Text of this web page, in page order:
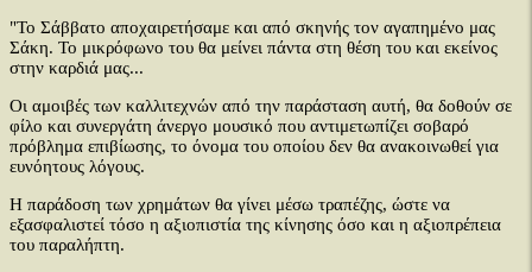
"Το Σάββατο αποχαιρετήσαμε και από σκηνής τον αγαπημένο μας
Σάκη. Το μικρόφωνο του θα μείνει πάντα στη θέση του και εκείνος
στην καρδιά μας...
Οι αμοιβές των καλλιτεχνών από την παράσταση αυτή, θα δοθούν σε
φίλο και συνεργάτη άνεργο μουσικό που αντιμετωπίζει σοβαρό
πρόβλημα επιβίωσης, το όνομα του οποίου δεν θα ανακοινωθεί για
ευνόητους λόγους.
Η παράδοση των χρημάτων θα γίνει μέσω τραπέζης, ώστε να
εξασφαλιστεί τόσο η αξιοπιστία της κίνησης όσο και η αξιοπρέπεια
του παραλήπτη.